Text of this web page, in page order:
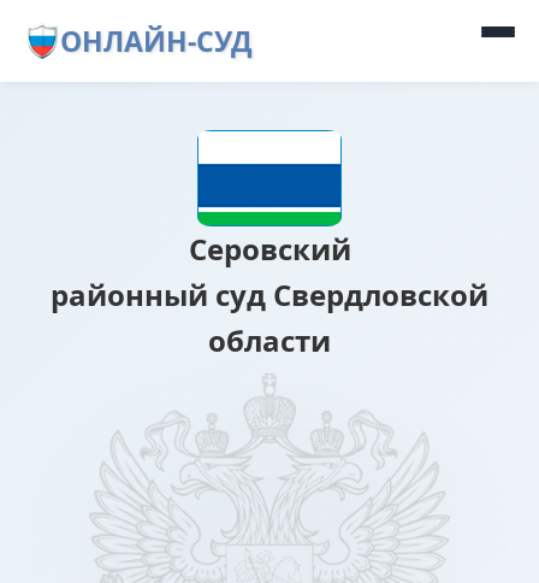
ОНЛАЙН-СУД
Серовский
районный суд Свердловской
области